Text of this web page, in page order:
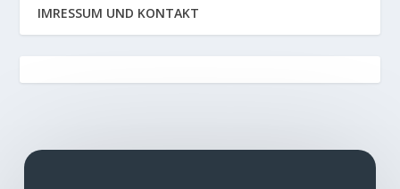
IMRESSUM UND KONTAKT